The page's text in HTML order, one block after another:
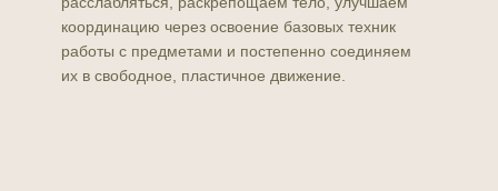
координацию через освоение базовых техник
работы с предметами и постепенно соединяем
их в свободное, пластичное движение.